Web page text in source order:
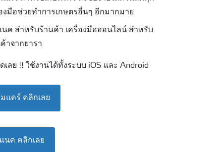
มือช่วยทำการเกษตรอื่นๆ อีกมากมาย
ค สำหรับร้านค้า เครื่องมือออนไลน์ สำหรับ
าจากยารา
ลย !! ใช้งานได้ทั้งระบบ iOS และ Android
แคร์ คลิกเลย
นค คลิกเลย